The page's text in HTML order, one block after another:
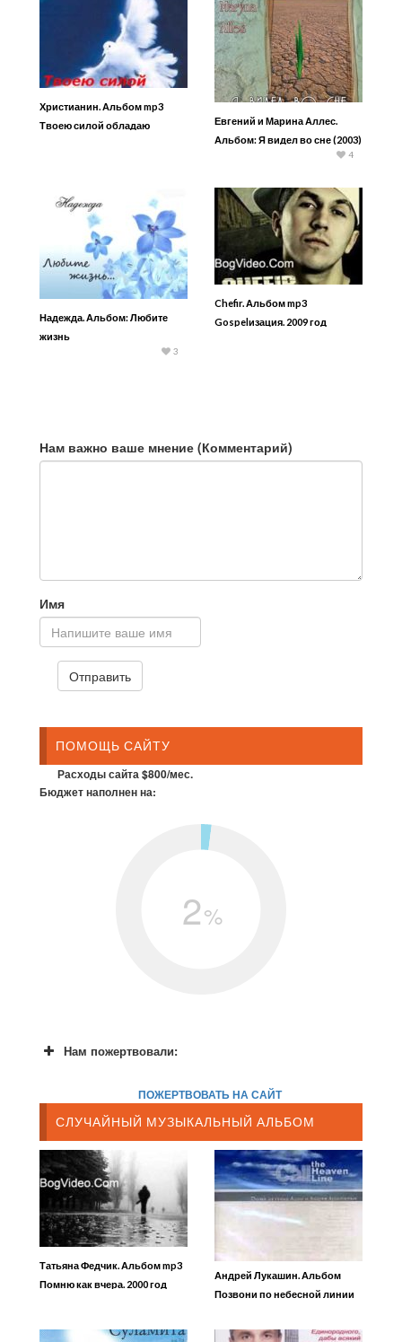
Христианин. Альбом mp3
Твоею силой обладаю
Евгений и Марина Аллес.
Альбом: Я видел во сне (2003)
4
Надежда. Альбом: Любите
жизнь
3
Chefir. Альбом mp3
Gospelизация. 2009 год
Нам важно ваше мнение (Комментарий)
Имя
ПОМОЩЬ САЙТУ
Расходы сайта $800/мес.
Бюджет наполнен на:
2%
Нам пожертвовали:
ПОЖЕРТВОВАТЬ НА САЙТ
СЛУЧАЙНЫЙ МУЗЫКАЛЬНЫЙ АЛЬБОМ
Татьяна Федчик. Альбом mp3
Помню как вчера. 2000 год
Андрей Лукашин. Альбом
Позвони по небесной линии